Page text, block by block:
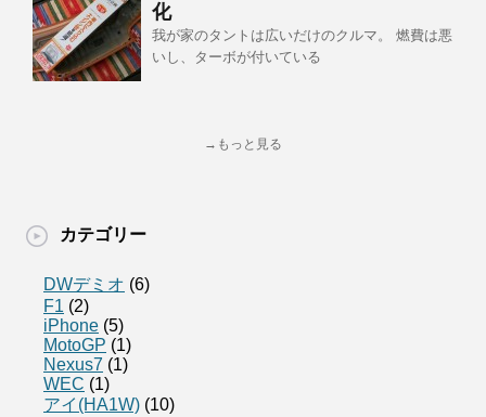
化
我が家のタントは広いだけのクルマ。 燃費は悪
いし、ターボが付いている
→もっと見る
カテゴリー
DWデミオ (6)
F1 (2)
iPhone (5)
MotoGP (1)
Nexus7 (1)
WEC (1)
アイ(HA1W) (10)